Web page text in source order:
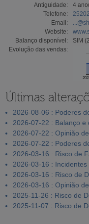
Antiguidade:
4
Telefone:
Email:
Website:
Balanço disponível:
SIM
Evolução das vendas:
Últimas
2026-08-06 : Poderes
2026-07-22 : Balanço
2026-07-22 : Opinião
2026-07-22 : Poderes
2026-03-16 : Risco de
2026-03-16 : Incidentes
2026-03-16 : Risco de
2026-03-16 : Opinião
2025-11-26 : Risco de
2025-11-07 : Risco de